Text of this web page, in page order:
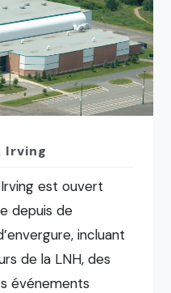
Irving
est ouvert
depuis de
incluant
de la LNH, des
événements